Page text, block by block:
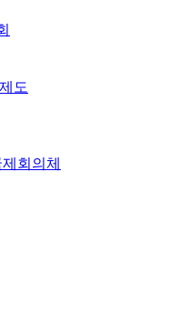
도
회의체